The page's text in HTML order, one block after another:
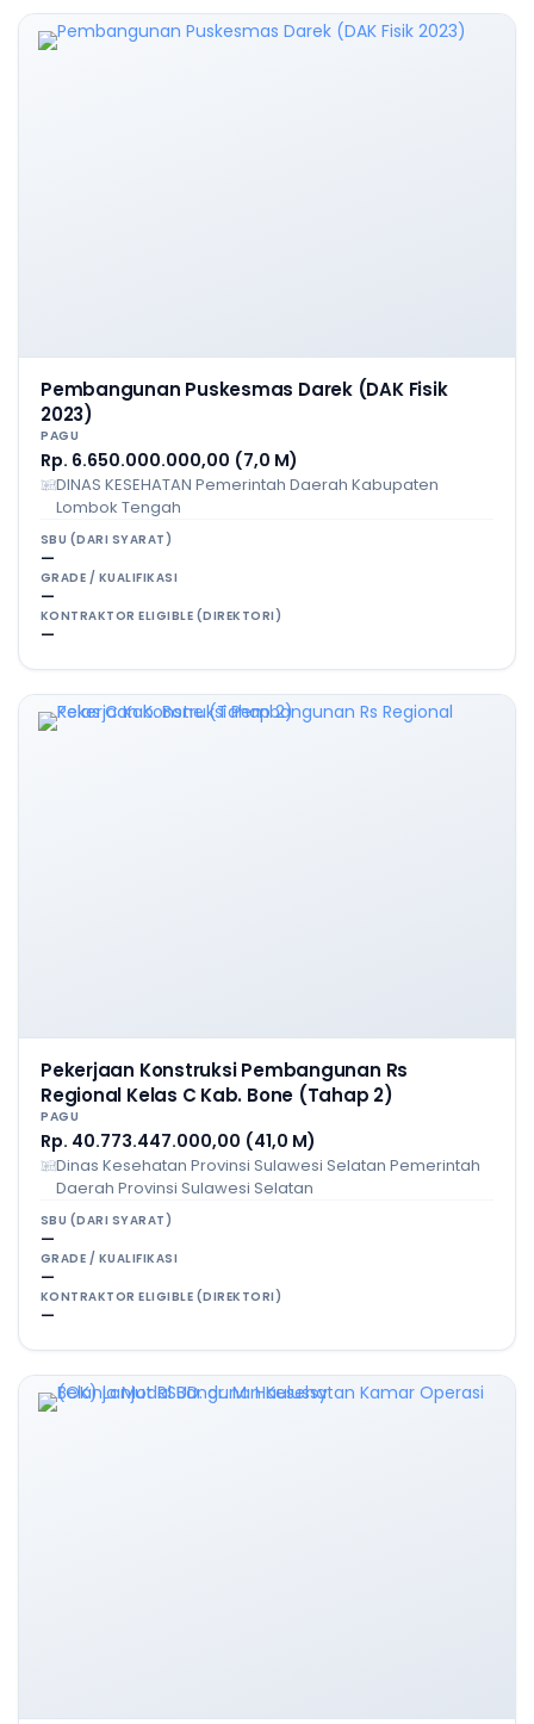
Pembangunan Puskesmas Darek (DAK Fisik
2023)
PAGU
Rp. 6.650.000.000,00 (7,0 M)
DINAS KESEHATAN Pemerintah Daerah Kabupaten
Lombok Tengah
SBU (DARI SYARAT)
—
GRADE / KUALIFIKASI
—
KONTRAKTOR ELIGIBLE (DIREKTORI)
—
Pekerjaan Konstruksi Pembangunan Rs
Regional Kelas C Kab. Bone (Tahap 2)
PAGU
Rp. 40.773.447.000,00 (41,0 M)
Dinas Kesehatan Provinsi Sulawesi Selatan Pemerintah
Daerah Provinsi Sulawesi Selatan
SBU (DARI SYARAT)
—
GRADE / KUALIFIKASI
—
KONTRAKTOR ELIGIBLE (DIREKTORI)
—